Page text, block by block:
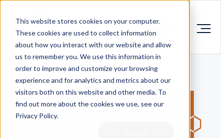
This website stores cookies on your computer.
These cookies are used to collect information
about how you interact with our website and allow
us to remember you. We use this information in
order to improve and customize your browsing
experience and for analytics and metrics about our
visitors both on this website and other media. To
find out more about the cookies we use, see our
Privacy Policy.